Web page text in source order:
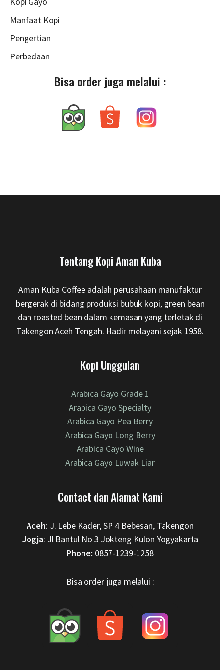
Manfaat Kopi
Pengertian
Perbedaan
Bisa order juga melalui :
Tentang Kopi Aman Kuba
Aman Kuba Coffee adalah perusahaan manufaktur
bergerak di bidang produksi bubuk kopi, green bean
dan roasted bean dalam kemasan yang terletak di
Takengon Aceh Tengah. Hadir melayani sejak 1958.
Kopi Unggulan
Arabica Gayo Grade 1
Arabica Gayo Specialty
Arabica Gayo Pea Berry
Arabica Gayo Long Berry
Arabica Gayo Wine
Arabica Gayo Luwak Liar
Contact dan Alamat Kami
Aceh: Jl Lebe Kader, SP 4 Bebesan, Takengon
Jogja: Jl Bantul No 3 Jokteng Kulon Yogyakarta
Phone: 0857-1239-1258
Bisa order juga melalui :